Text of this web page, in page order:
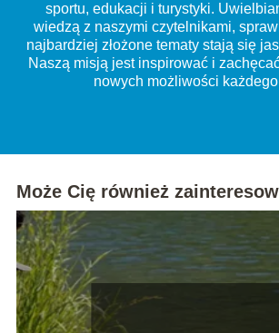
sportu, edukacji i turystyki.
wiedzą z naszymi czytelnikami,
najbardziej złożone tematy stają się
Naszą misją jest inspirować i
nowych możliwości
Może Cię również